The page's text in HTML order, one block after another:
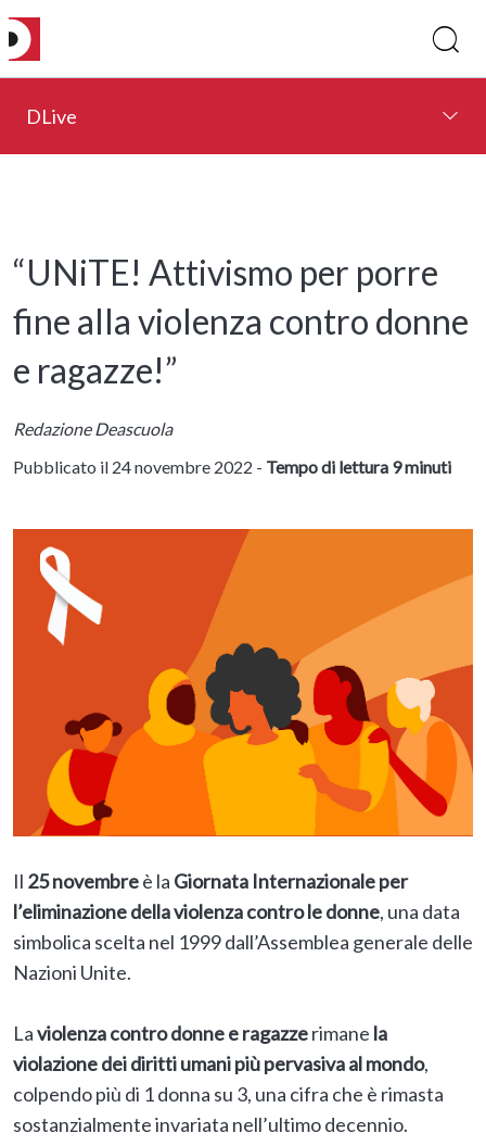
DLive
“UNiTE! Attivismo per porre
fine alla violenza contro donne
e ragazze!”
Redazione Deascuola
Pubblicato il 24 novembre 2022 - Tempo di lettura 9 minuti
Il 25 novembreè la Giornata Internazionale per
l’eliminazione della violenza contro le donne, una data
simbolica scelta nel 1999 dall’Assemblea generale delle
Nazioni Unite.
Laviolenza contro donne e ragazzerimane la
violazione dei diritti umani più pervasiva al mondo,
colpendo più di 1 donna su 3, una cifra che è rimasta
sostanzialmente invariata nell’ultimo decennio.